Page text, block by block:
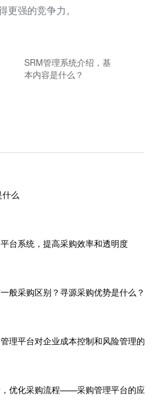
更强的竞争力。
SRM管理系统介绍，基
本内容是什么？
么
台系统，提高采购效率和透明度
般采购区别？寻源采购优势是什么？
理平台对企业成本控制和风险管理的
优化采购流程——采购管理平台的应